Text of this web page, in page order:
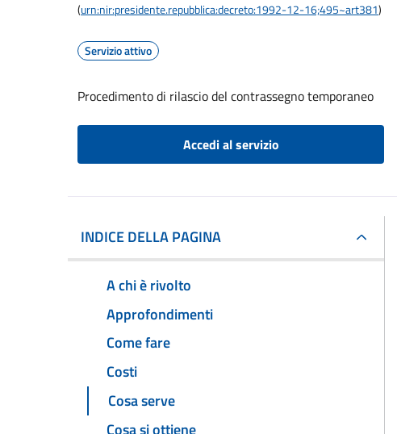
(urn:nir:presidente.repubblica:decreto:1992-12-16;495~art381)
Servizio attivo
Procedimento di rilascio del contrassegno temporaneo
Accedi al servizio
INDICE DELLA PAGINA
A chi è rivolto
Approfondimenti
Come fare
Costi
Cosa serve
Cosa si ottiene